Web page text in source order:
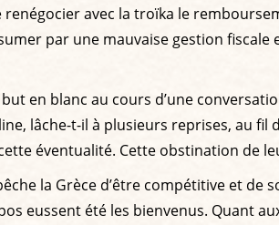
avec la troïka le
par une mauvaise gestion
en blanc au cours d’une
lâche-t-il à plusieurs reprises, au
éventualité. Cette obstination de
la Grèce d’être compétitive et de
eussent été les bienvenus. Quant